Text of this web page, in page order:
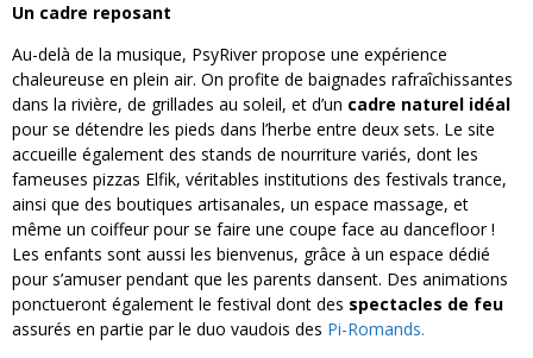
Un cadre reposant
Au-delà de la musique, PsyRiver propose une expérience
chaleureuse en plein air. On profite de baignades rafraîchissantes
dans la rivière, de grillades au soleil, et d’un cadre naturel idéal
pour se détendre les pieds dans l’herbe entre deux sets. Le site
accueille également des stands de nourriture variés, dont les
fameuses pizzas Elfik, véritables institutions des festivals trance,
ainsi que des boutiques artisanales, un espace massage, et
même un coiffeur pour se faire une coupe face au dancefloor !
Les enfants sont aussi les bienvenus, grâce à un espace dédié
pour s’amuser pendant que les parents dansent. Des animations
ponctueront également le festival dont des spectacles de feu
assurés en partie par le duo vaudois des Pi-Romands.